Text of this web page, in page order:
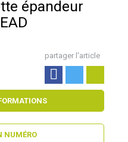
épandeur
partager l'article
NUMÉRO